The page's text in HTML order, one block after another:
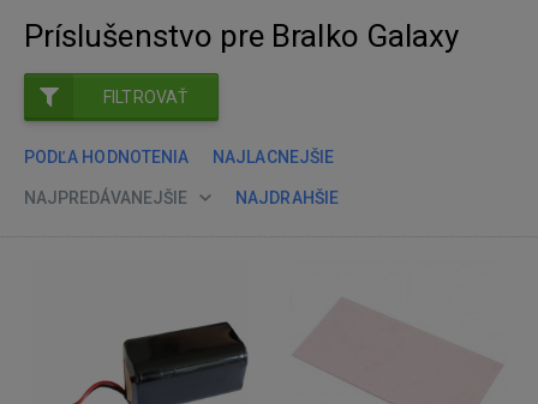
Príslušenstvo pre Bralko Galaxy
FILTROVAŤ
PODĽA HODNOTENIA NAJLACNEJŠIE
NAJPREDÁVANEJŠIE NAJDRAHŠIE